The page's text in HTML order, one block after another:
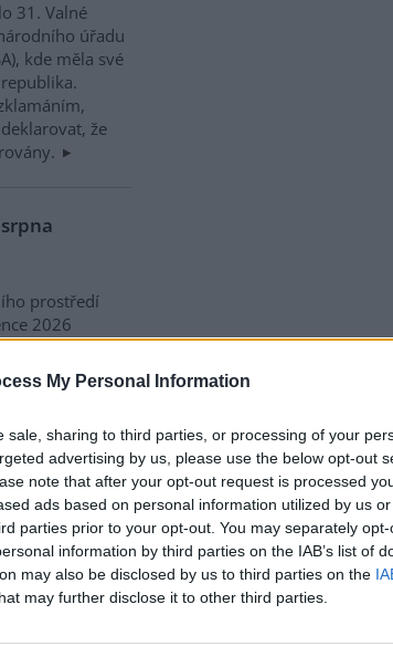
My Personal Information
sale, sharing to third parties, or processing of your
advertising by us, please use the below opt-out
note that after your opt-out request is processed
ads based on personal information utilized by us
parties prior to your opt-out. You may separately
information by third parties on the IAB’s list of
may also be disclosed by us to third parties on the
may further disclose it to other third parties.
31. Valné
úřadu
kde měla své
že
prostředí
2026
řízení pro
II“ za asi 3,3
má prodloužit
může své
Budou
novou